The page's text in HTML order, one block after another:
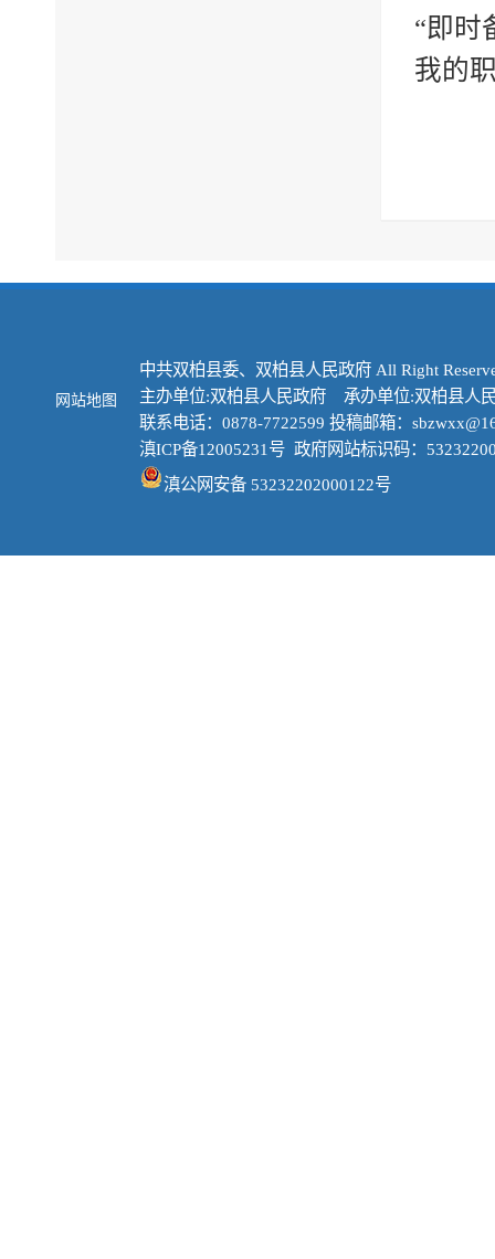
“即时
我的
网站地图
中共双柏县委、双柏县人民政府 All Right
主办单位:双柏县人民政府 承办单位:双柏县人
联系电话：0878-7722599 投稿邮箱：
滇ICP备12005231号 政府网站标识码：
滇公网安备 53232202000122号